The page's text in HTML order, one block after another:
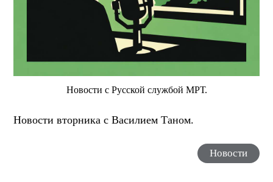
Новости с Русской службой МРТ.
Новости вторника с Василием Таном.
Новости